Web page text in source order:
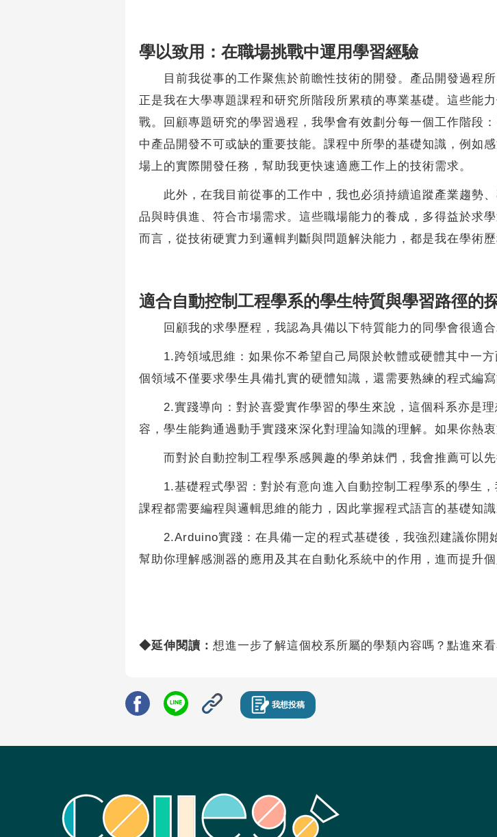
學以致用：在職場挑戰中運用學習經驗
目前我從事的工作聚焦於前瞻性技術的開發。產品開發過程所
正是我在大學專題課程和研究所階段所累積的專業基礎。這些能
戰。回顧專題研究的學習過程，我學會有效劃分每一個工作階段
中產品開發不可或缺的重要技能。課程中所學的基礎知識，例如
場上的實際開發任務，幫助我更快速適應工作上的技術需求。
此外，在我目前從事的工作中，我也必須持續追蹤產業趨勢、
品與時俱進、符合市場需求。這些職場能力的養成，多得益於求
而言，從技術硬實力到邏輯判斷與問題解決能力，都是我在學術歷
適合自動控制工程學系的學生特質與學習路徑的
回顧我的求學歷程，我認為具備以下特質能力的同學會很適合
1.跨領域思維：如果你不希望自己局限於軟體或硬體其中一方
個領域不僅要求學生具備扎實的硬體知識，還需要熟練的程式編
2.實踐導向：對於喜愛實作學習的學生來說，這個科系亦是理
容，學生能夠通過動手實踐來深化對理論知識的理解。如果你熱
而對於自動控制工程學系感興趣的學弟妹們，我會推薦可以先
1.基礎程式學習：對於有意向進入自動控制工程學系的學生，
課程都需要編程與邏輯思維的能力，因此掌握程式語言的基礎知
2.Arduino實踐：在具備一定的程式基礎後，我強烈建議你開
幫助你理解感測器的應用及其在自動化系統中的作用，進而提升
◆延伸閱讀： 想進一步了解這個校系所屬的學類內容嗎？點進來
我想投稿